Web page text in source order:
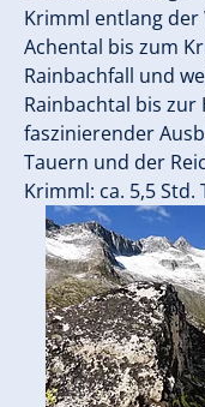
Krimml entlang
Achental bis zum
Rainbachfall und
Rainbachtal bis
faszinierender
Tauern und der
Krimml: ca. 5,5 Std.